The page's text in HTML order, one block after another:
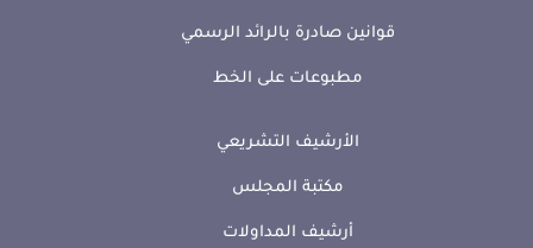
قوانين صادرة بالرائد الرسمي
مطبوعات على الخط
الأرشيف التشريعي
مكتبة المجلس
أرشيف المداولات